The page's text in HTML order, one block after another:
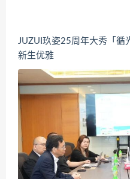
JUZUI玖姿25周年大秀「循
新生优雅